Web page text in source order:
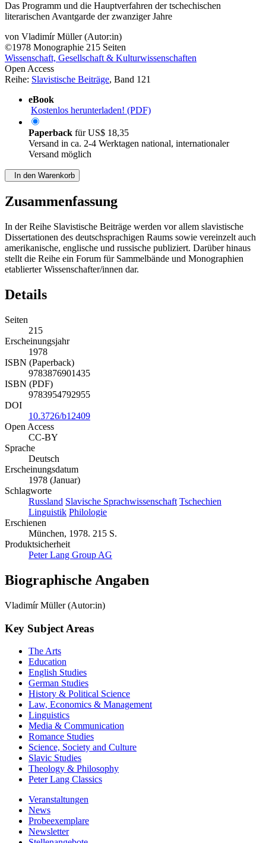
Das Programm und die Hauptverfahren der tschechischen
literarischen Avantgarde der zwanziger Jahre
von Vladimír Müller (Autor:in)
©1978 Monographie 215 Seiten
Wissenschaft, Gesellschaft & Kulturwissenschaften
Open Access
Reihe: Slavistische Beiträge, Band 121
eBook
Kostenlos herunterladen! (PDF)
Paperback fürUS$ 18,35
Versand in ca. 2-4 Werktagen national, internationaler
Versand möglich
In den Warenkorb
Zusammenfassung
In der Reihe Slavistische Beiträge werden vor allem slavistische
Dissertationen des deutschsprachigen Raums sowie vereinzelt auch
amerikanische, englische und russische publiziert. Darüber hinaus
stellt die Reihe ein Forum für Sammelbände und Monographien
etablierter Wissenschafter/innen dar.
Details
Seiten
215
Erscheinungsjahr
1978
ISBN (Paperback)
9783876901435
ISBN (PDF)
9783954792955
DOI
10.3726/b12409
Open Access
CC-BY
Sprache
Deutsch
Erscheinungsdatum
1978 (Januar)
Schlagworte
Russland Slavische Sprachwissenschaft Tschechien
Linguistik Philologie
Erschienen
München, 1978. 215 S.
Produktsicherheit
Peter Lang Group AG
Biographische Angaben
Vladimír Müller (Autor:in)
Key Subject Areas
The Arts
Education
English Studies
German Studies
History & Political Science
Law, Economics & Management
Linguistics
Media & Communication
Romance Studies
Science, Society and Culture
Slavic Studies
Theology & Philosophy
Peter Lang Classics
Veranstaltungen
News
Probeexemplare
Newsletter